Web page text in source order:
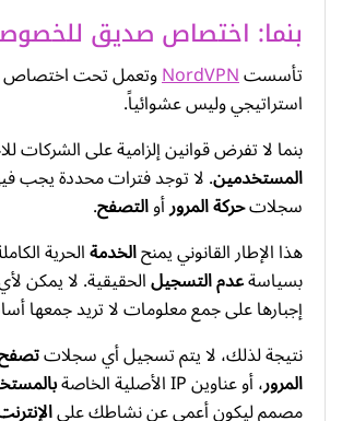
بنما: اختصاص صديق
تأسستNordVPNوتعمل تحت اختصاص
استراتيجي وليس عشوائياً.
بنما لا تفرض قوانين إلزامية على الشركات
المستخدمين. لا توجد فترات محددة يجب
سجلاتحركة المرورأوالتصفح.
هذا الإطار القانوني يمنحالخدمةالحرية
بسياسةعدم التسجيلالحقيقية. لا يمكن
إجبارها على جمع معلومات لا تريد جمعها
نتيجة لذلك، لا يتم تسجيل أي سجلات
المرور، أو عناوين IP الأصلية الخاصة
مصمم ليكون أعمى عن نشاطك على